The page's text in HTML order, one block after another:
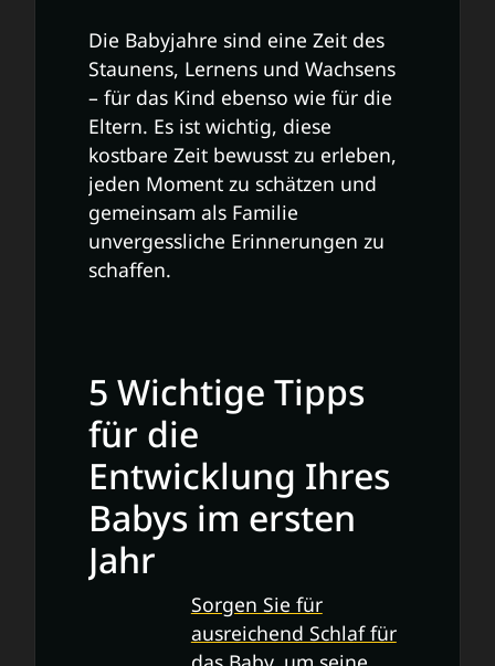
Die Babyjahre sind eine Zeit des
Staunens, Lernens und Wachsens
– für das Kind ebenso wie für die
Eltern. Es ist wichtig, diese
kostbare Zeit bewusst zu erleben,
jeden Moment zu schätzen und
gemeinsam als Familie
unvergessliche Erinnerungen zu
schaffen.
5 Wichtige Tipps
für die
Entwicklung Ihres
Babys im ersten
Jahr
Sorgen Sie für
ausreichend Schlaf für